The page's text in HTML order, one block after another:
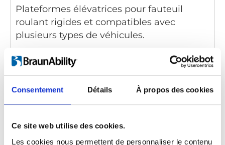
Consentement Détails À propos des cookies
Ce site web utilise des cookies.
Les cookies nous permettent de personnaliser le contenu
Plateformes élévatrices pour fauteuil
roulant rigides et compatibles avec
plusieurs types de véhicules.